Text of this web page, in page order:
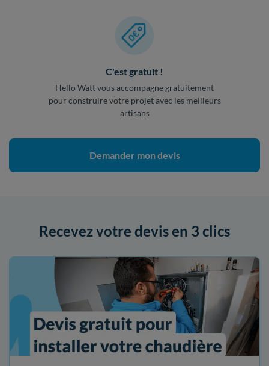
C'est gratuit !
Hello Watt vous accompagne gratuitement
pour construire votre projet avec les meilleurs
artisans
Demander mon devis
Recevez votre devis en 3 clics